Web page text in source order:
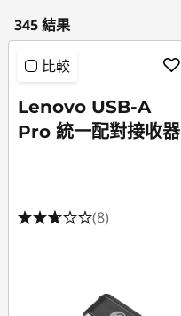
惠
345 結果
比較
Lenovo USB-A
Pro 統一配對接收器
(8)